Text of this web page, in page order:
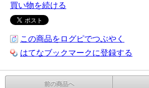
買い物を続ける
この商品をログピでつぶやく
はてなブックマークに登録する
前の商品へ